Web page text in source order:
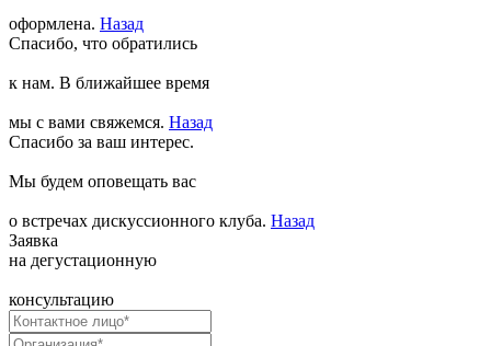
оформлена. Назад
Спасибо, что обратились
к нам. В ближайшее время
мы с вами свяжемся. Назад
Спасибо за ваш интерес.
Мы будем оповещать вас
о встречах дискуссионного клуба. Назад
Заявка
на дегустационную
консультацию